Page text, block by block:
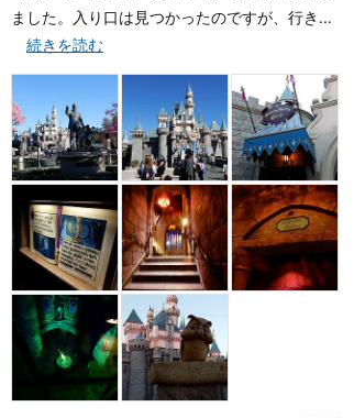
ました。入り口は見つかったのですが、行き...
続きを読む